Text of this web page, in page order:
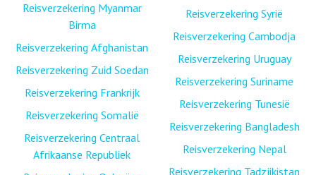
Reisverzekering Myanmar
Birma
Reisverzekering Afghanistan
Reisverzekering Zuid Soedan
Reisverzekering Frankrijk
Reisverzekering Somalië
Reisverzekering Centraal
Afrikaanse Republiek
Reisverzekering Syrië
Reisverzekering Cambodja
Reisverzekering Uruguay
Reisverzekering Suriname
Reisverzekering Tunesië
Reisverzekering Bangladesh
Reisverzekering Nepal
Reisverzekering Tadzjikistan